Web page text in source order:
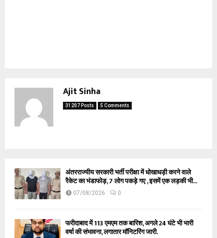
Ajit Sinha
31207 Posts 5 Comments
अंतरराज्यीय सरकारी भर्ती परीक्षा में धोखाधड़ी करने वाले
रैकेट का भंडाफोड़, 7 लोग पकड़े गए , इसमें एक लड़की भी...
07/08/2026 0
फरीदाबाद में 113 एमएम तक बारिश, अगले 24 घंटे भी भारी
वर्षा की संभावना, लगातार मॉनिटरिंग जारी.